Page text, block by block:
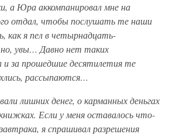
а Юра аккомпанировал мне на
отдал, чтобы послушать те наши
как я пел в четырнадцать-
увы… Давно нет таких
и за прошедшие десятилетия те
рассыпаются…
лишних денег, о карманных деньгах
Если у меня оставалось что-
я спрашивал разрешения